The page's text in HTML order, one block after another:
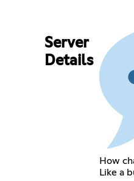
Server
Details
How
Like a